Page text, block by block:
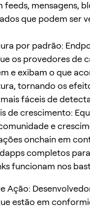
feeds, mensagens,
que podem ser
por padrão:
os provedores de
e exibam o que
tornando os
fáceis de
de crescimento:
e
onchain em
completos
funcionam nos
Ação:
estão em